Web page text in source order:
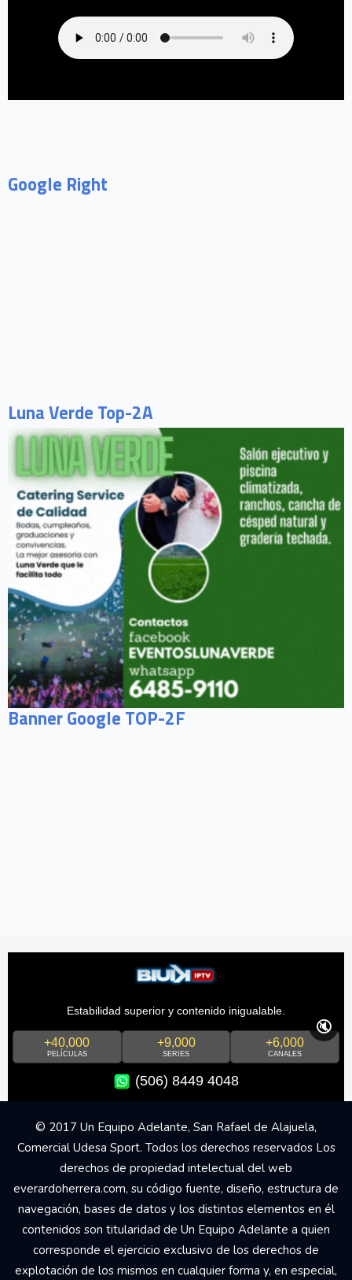
Google Right
Luna Verde Top-2A
Banner Google TOP-2F
Estabilidad superior y contenido inigualable.
+40,000
PELÍCULAS
+9,000
SERIES
+6,000
CANALES
(506) 8449 4048
🔇
© 2017 Un Equipo Adelante, San Rafael de Alajuela,
Comercial Udesa Sport. Todos los derechos reservados Los
derechos de propiedad intelectual del web
everardoherrera.com, su código fuente, diseño, estructura de
navegación, bases de datos y los distintos elementos en él
contenidos son titularidad de Un Equipo Adelante a quien
corresponde el ejercicio exclusivo de los derechos de
explotación de los mismos en cualquier forma y, en especial,